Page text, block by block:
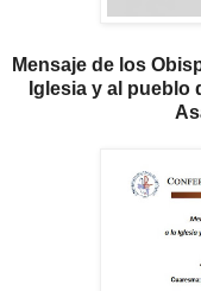
Mensaje de los
Iglesia y al pueblo